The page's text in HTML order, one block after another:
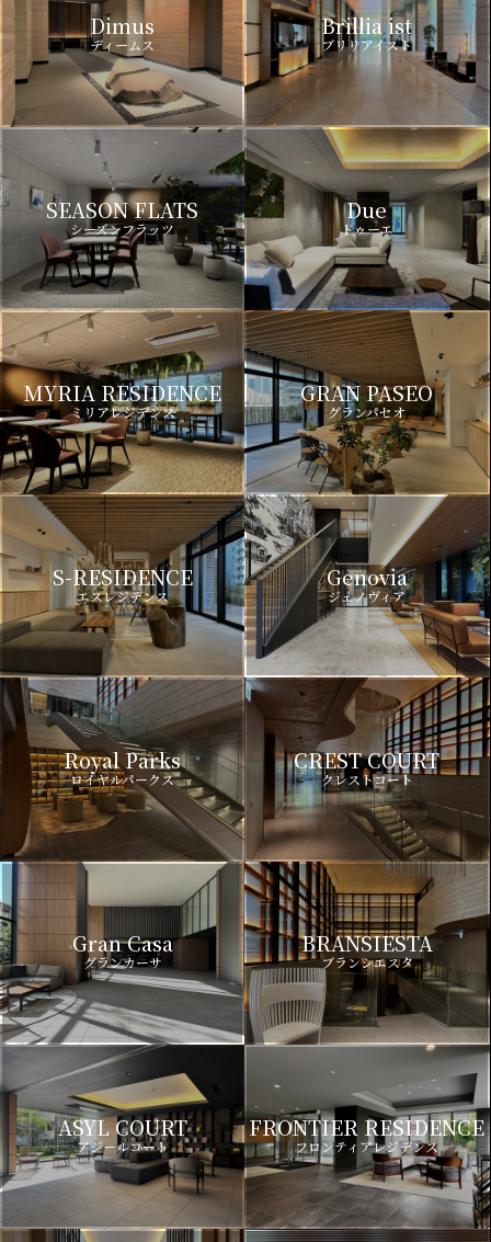
Dimus
ディームス
Brillia ist
ブリリアイスト
SEASON FLATS
シーズンフラッツ
Due
ドゥーエ
MYRIA RESIDENCE
ミリアレジデンス
GRAN PASEO
グランパセオ
S-RESIDENCE
エスレジデンス
Genovia
ジェノヴィア
Royal Parks
ロイヤルパークス
CREST COURT
クレストコート
Gran Casa
グランカーサ
BRANSIESTA
ブランシエスタ
ASYL COURT
アジールコート
FRONTIER RESIDENCE
フロンティアレジデンス